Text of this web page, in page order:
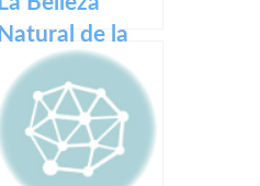
Natural de la
Sierra de Aralar:
Un Tesoro de
Navarra y País
Vasco